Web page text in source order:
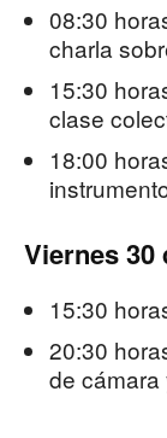
08:30
charla
15:30
clase
18:00
Viernes 30
15:30
20:30
de cámara